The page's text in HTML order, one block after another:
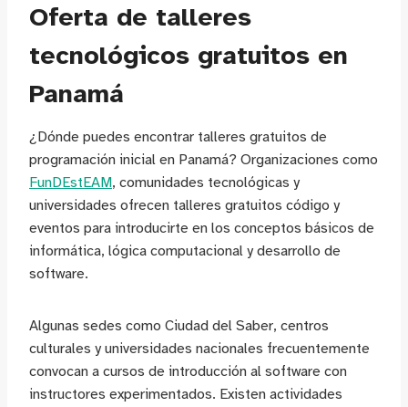
Oferta de talleres
tecnológicos gratuitos en
Panamá
¿Dónde puedes encontrar talleres gratuitos de
programación inicial en Panamá? Organizaciones como
FunDEstEAM, comunidades tecnológicas y
universidades ofrecen talleres gratuitos código y
eventos para introducirte en los conceptos básicos de
informática, lógica computacional y desarrollo de
software.
Algunas sedes como Ciudad del Saber, centros
culturales y universidades nacionales frecuentemente
convocan a cursos de introducción al software con
instructores experimentados. Existen actividades